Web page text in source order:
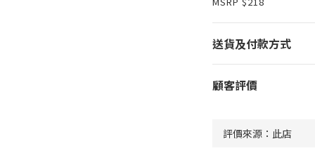
送貨及付款方式
顧客評價